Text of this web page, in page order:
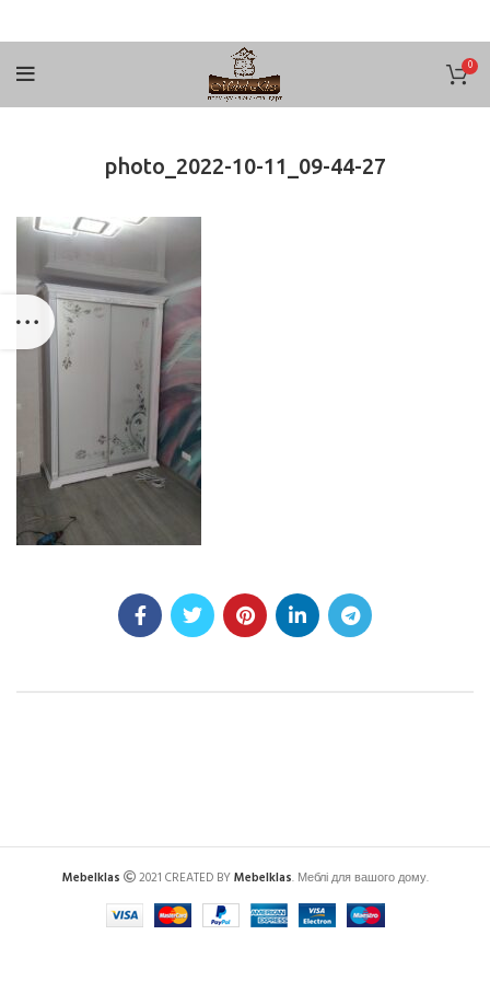
0
photo_2022-10-11_09-44-27
Mebelklas 2021 CREATED BYMebelklas. Меблі для вашого дому.